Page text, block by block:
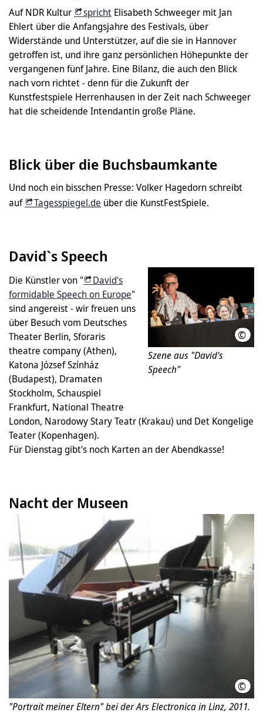
Auf NDR Kultur
spricht Elisabeth Schweeger mit Jan
Ehlert über die Anfangsjahre des Festivals, über
Widerstände und Unterstützer, auf die sie in Hannover
getroffen ist, und ihre ganz persönlichen Höhepunkte der
vergangenen fünf Jahre. Eine Bilanz, die auch den Blick
nach vorn richtet - denn für die Zukunft der
Kunstfestspiele Herrenhausen in der Zeit nach Schweeger
hat die scheidende Intendantin große Pläne.
Blick über die Buchsbaumkante
Und noch ein bisschen Presse: Volker Hagedorn schreibt
auf
Tagesspiegel.de über die KunstFestSpiele.
David`s Speech
©
Szene aus "David's
Speech"
Die Künstler von "
David's
formidable Speech on Europe"
sind angereist - wir freuen uns
über Besuch vom Deutsches
Theater Berlin, Sforaris
theatre company (Athen),
Katona József Színház
(Budapest), Dramaten
Stockholm, Schauspiel
Frankfurt, National Theatre
London, Narodowy Stary Teatr (Krakau) und Det Kongelige
Teater (Kopenhagen).
Für Dienstag gibt's noch Karten an der Abendkasse!
Nacht der Museen
©
"Portrait meiner Eltern" bei der Ars Electronica in Linz, 2011.